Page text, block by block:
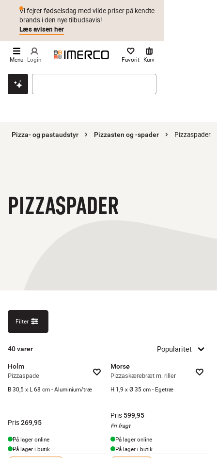
Klik & hent Byt i 1 år Prismatch
Vi fejrer fødselsdag med vilde priser på kendte
brands i den nye tilbudsavis!
Læs avisen her
Menu Login Favorit Kurv
Pizza- og pastaudstyr Pizzasten og -spader Pizzaspader
PIZZASPADER
Filter
40varer Popularitet
Holm
Pizzaspade
B 30,5 x L 68 cm - Aluminium/træ
Pris269,95
På lager online
På lager i butik
Morsø
Pizzaskærebræt m. riller
H 1,9 x Ø 35 cm - Egetræ
Pris 599,95
Fri fragt
På lager online
På lager i butik